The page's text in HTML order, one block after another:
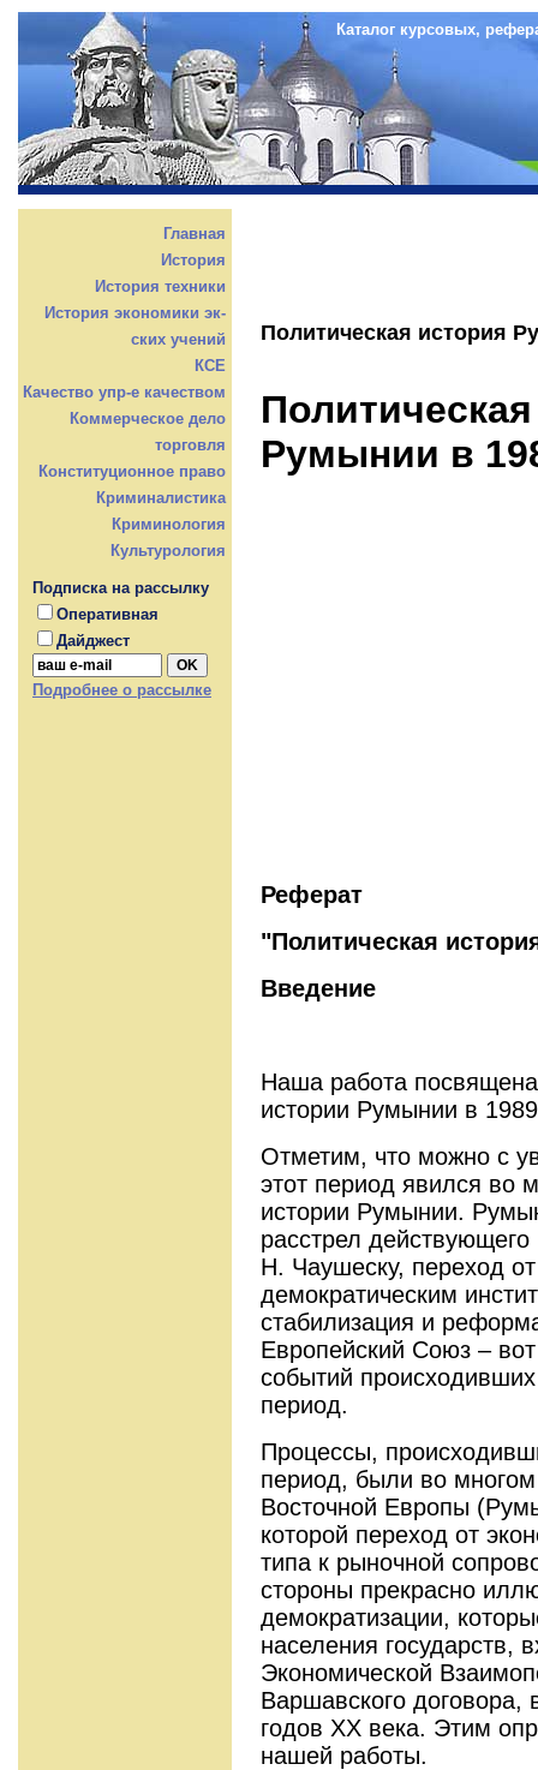
Каталог курсовых,
Главная
История
История техники
История экономики эк-
ских учений
КСЕ
Качество упр-е качеством
Коммерческое дело
торговля
Конституционное право
Криминалистика
Криминология
Культурология
Подписка на рассылку
Оперативная
Дайджест
Подробнее о рассылке
Политическая история
Румынии в
Реферат
"Политическая
Введение
Наша работа
истории Румынии в
Отметим, что можно с
этот период явился во
истории Румынии.
расстрел действующего
Н. Чаушеску, переход
демократическим
стабилизация и
Европейский Союз –
событий
период.
Процессы,
период, были во
Восточной Европы
которой переход от
типа к рыночной
стороны прекрасно
демократизации,
населения государств,
Экономической
Варшавского договора,
годов XX века. Этим
нашей работы.